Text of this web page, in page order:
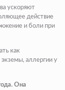
ускоряют
действие
и боли при
как
экземы, аллергии у
Она